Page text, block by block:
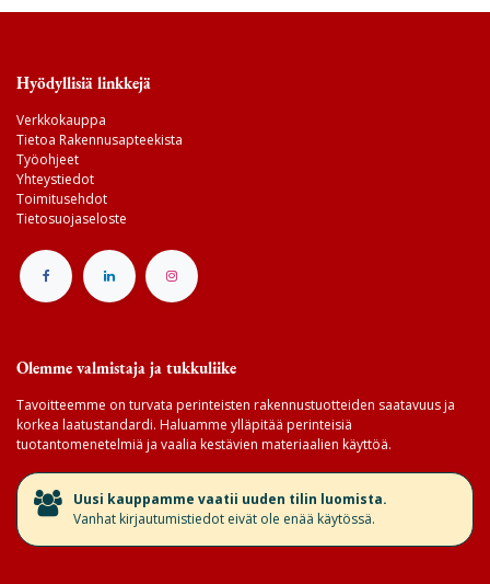
Hyödyllisiä linkkejä
Verkkokauppa
Tietoa Rakennusapteekista
Työohjeet
Yhteystiedot
Toimitusehdot
Tietosuojaseloste
Olemme valmistaja ja tukkuliike
Tavoitteemme on turvata perinteisten rakennustuotteiden saatavuus ja
korkea laatustandardi. Haluamme ylläpitää perinteisiä
tuotantomenetelmiä ja vaalia kestävien materiaalien käyttöä.
​Uusi kauppamme vaatii uuden tilin luomista.
Vanhat kirjautumistiedot eivät ole enää käytössä.